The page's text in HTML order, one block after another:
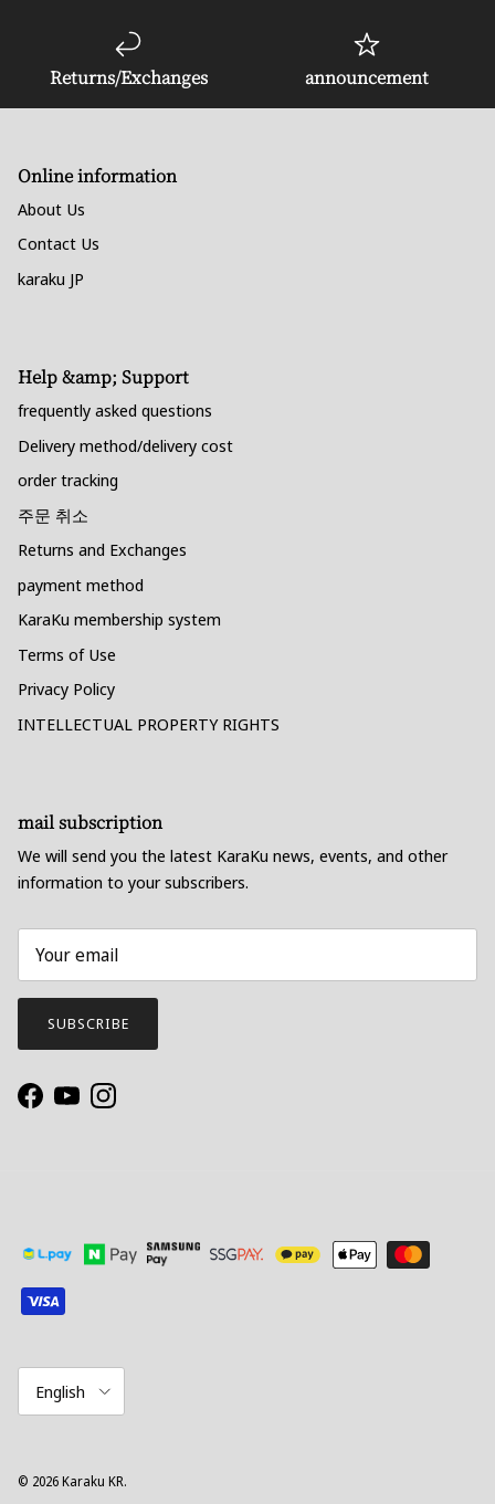
Returns/Exchanges announcement
Online information
About Us
Contact Us
karaku JP
Help &amp; Support
frequently asked questions
Delivery method/delivery cost
order tracking
주문 취소
Returns and Exchanges
payment method
KaraKu membership system
Terms of Use
Privacy Policy
INTELLECTUAL PROPERTY RIGHTS
mail subscription
We will send you the latest KaraKu news, events, and other
information to your subscribers.
SUBSCRIBE
Facebook
YouTubeInstagram
Language
English
© 2026Karaku KR.